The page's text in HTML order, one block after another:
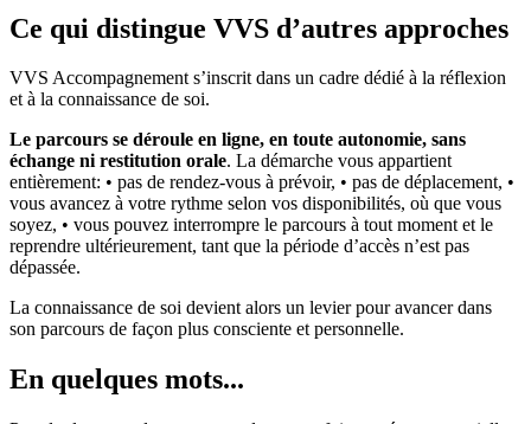
Ce qui distingue VVS d’autres approches
VVS Accompagnement s’inscrit dans un cadre dédié à la réflexion
et à la connaissance de soi.
Le parcours se déroule en ligne, en toute autonomie, sans
échange ni restitution orale. La démarche vous appartient
entièrement: • pas de rendez-vous à prévoir, • pas de déplacement, •
vous avancez à votre rythme selon vos disponibilités, où que vous
soyez, • vous pouvez interrompre le parcours à tout moment et le
reprendre ultérieurement, tant que la période d’accès n’est pas
dépassée.
La connaissance de soi devient alors un levier pour avancer dans
son parcours de façon plus consciente et personnelle.
En quelques mots...